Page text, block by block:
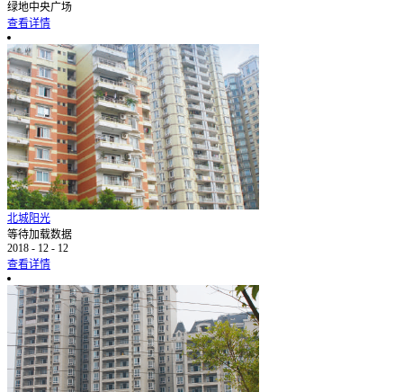
绿地中央广场
查看详情
北城阳光
等待加载数据
2018 - 12 - 12
查看详情